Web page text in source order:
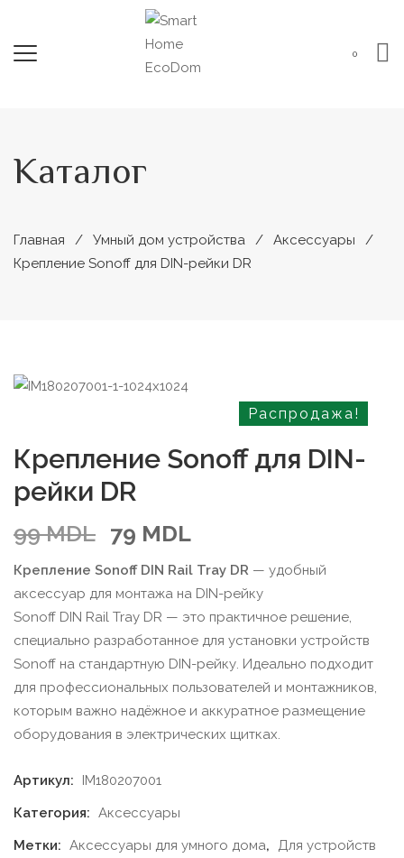
0
Каталог
Главная Умный дом устройства
Аксессуары
Крепление Sonoff для DIN-рейки DR
Распродажа!
Крепление Sonoff для DIN-
рейки DR
99MDL Первоначальная
составляла
99 MDL.
79 MDLТекущая
79 MDL.
Крепление Sonoff DIN Rail Tray DR — удобный
аксессуар для монтажа на DIN-рейку
Sonoff DIN Rail Tray DR — это практичное решение,
специально разработанное для установки устройств
Sonoff на стандартную DIN-рейку. Идеально подходит
для профессиональных пользователей и монтажников,
которым важно надёжное и аккуратное размещение
оборудования в электрических щитках.
Артикул:
IM180207001
Категория: Аксессуары
Метки: Аксессуары для умного дома,
Для устройств